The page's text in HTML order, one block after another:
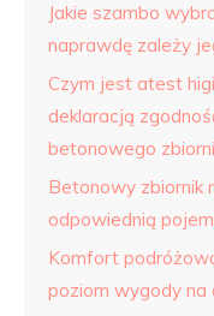
Jakie szambo
naprawdę zależy
Czym jest atest
deklaracją
betonowego
Betonowy zbiornik
odpowiednią
Komfort
poziom wygody na